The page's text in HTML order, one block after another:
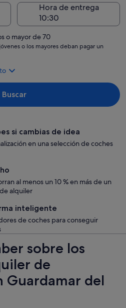
Hora de entrega
o mayor de 70
o los mayores deban pagar un
Buscar
si cambias de idea
en una selección de coches
al menos un 10 % en más de un
alquiler
inteligente
de coches para conseguir
sobre los
de
Guardamar del